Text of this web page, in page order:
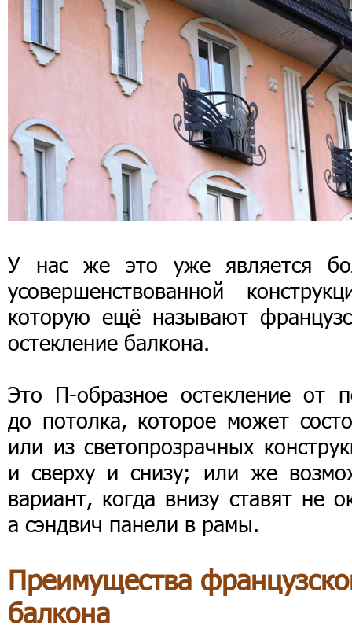
У нас же это уже является
усовершенствованной
которую ещё называют
остекление балкона.
Это П-образное остекление от
до потолка, которое может
или из светопрозрачных
и сверху и снизу; или же
вариант, когда внизу ставят не
а сэндвич панели в рамы.
Преимущества
балкона